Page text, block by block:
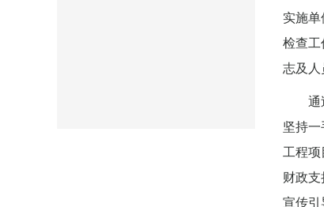
实施
检查工
志及人
通
坚持
工程
财政
宣传引